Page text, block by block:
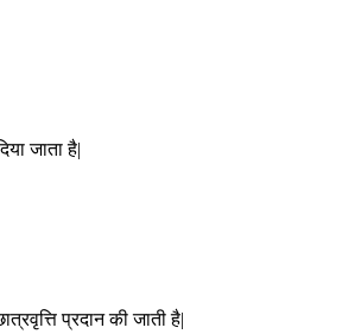
जाता है|
प्रदान की जाती है|